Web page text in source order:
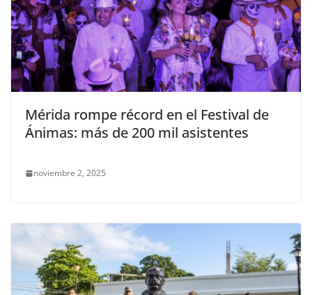
Mérida rompe récord en el Festival de
Ánimas: más de 200 mil asistentes
noviembre 2, 2025